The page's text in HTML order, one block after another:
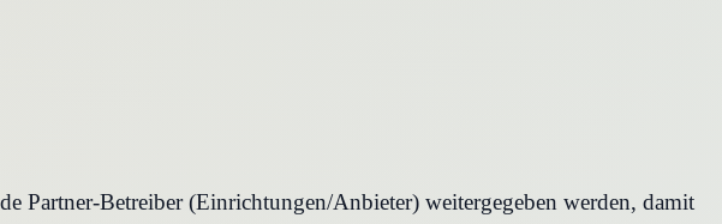
Partner-Betreiber (Einrichtungen/Anbieter) weitergegeben werden, damit